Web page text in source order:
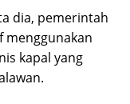
dia, pemerintah
menggunakan
kapal yang